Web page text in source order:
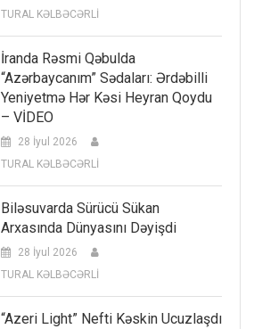
TURAL KƏLBƏCƏRLİ
İranda Rəsmi Qəbulda
“Azərbaycanım” Sədaları: Ərdəbilli
Yeniyetmə Hər Kəsi Heyran Qoydu
– VİDEO
28 İyul 2026
TURAL KƏLBƏCƏRLİ
Biləsuvarda Sürücü Sükan
Arxasında Dünyasını Dəyişdi
28 İyul 2026
TURAL KƏLBƏCƏRLİ
“Azeri Light” Nefti Kəskin Ucuzlaşdı